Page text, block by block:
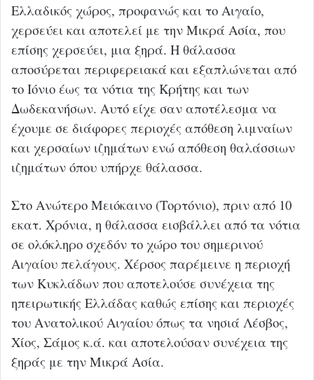
Ελλαδικός χώρος, προφανώς και το Αιγαίο,
χερσεύει και αποτελεί με την Μικρά Ασία, που
επίσης χερσεύει, μια ξηρά. Η θάλασσα
αποσύρεται περιφερειακά και εξαπλώνεται από
το Ιόνιο έως τα νότια της Κρήτης και των
Δωδεκανήσων. Αυτό είχε σαν αποτέλεσμα να
έχουμε σε διάφορες περιοχές απόθεση λιμναίων
και χερσαίων ιζημάτων ενώ απόθεση θαλάσσιων
ιζημάτων όπου υπήρχε θάλασσα.
Στο Ανώτερο Μειόκαινο (Τορτόνιο), πριν από 10
εκατ. Χρόνια, η θάλασσα εισβάλλει από τα νότια
σε ολόκληρο σχεδόν το χώρο του σημερινού
Αιγαίου πελάγους. Χέρσος παρέμεινε η περιοχή
των Κυκλάδων που αποτελούσε συνέχεια της
ηπειρωτικής Ελλάδας καθώς επίσης και περιοχές
του Ανατολικού Αιγαίου όπως τα νησιά Λέσβος,
Χίος, Σάμος κ.ά. και αποτελούσαν συνέχεια της
ξηράς με την Μικρά Ασία.